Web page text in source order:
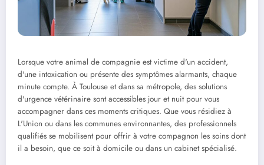
Lorsque votre animal de compagnie est victime d'un accident,
d'une intoxication ou présente des symptômes alarmants, chaque
minute compte. À Toulouse et dans sa métropole, des solutions
d'urgence vétérinaire sont accessibles jour et nuit pour vous
accompagner dans ces moments critiques. Que vous résidiez à
L'Union ou dans les communes environnantes, des professionnels
qualifiés se mobilisent pour offrir à votre compagnon les soins dont
il a besoin, que ce soit à domicile ou dans un cabinet spécialisé.